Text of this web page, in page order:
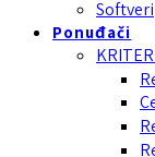
Softveri
Ponuđači